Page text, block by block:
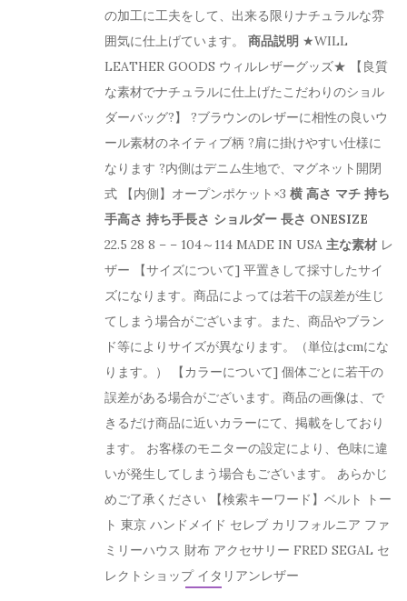
の加工に工夫をして、出来る限りナチュラルな雰
囲気に仕上げています。 商品説明 ★WILL
LEATHER GOODS ウィルレザーグッズ★ 【良質
な素材でナチュラルに仕上げたこだわりのショル
ダーバッグ?】 ?ブラウンのレザーに相性の良いウ
ール素材のネイティブ柄 ?肩に掛けやすい仕様に
なります ?内側はデニム生地で、マグネット開閉
式 【内側】オープンポケット×3 横 高さ マチ 持ち
手高さ 持ち手長さ ショルダー 長さ ONESIZE
22.5 28 8 – – 104～114 MADE IN USA 主な素材 レ
ザー 【サイズについて] 平置きして採寸したサイ
ズになります。商品によっては若干の誤差が生じ
てしまう場合がございます。また、商品やブラン
ド等によりサイズが異なります。（単位はcmにな
ります。） 【カラーについて] 個体ごとに若干の
誤差がある場合がございます。商品の画像は、で
きるだけ商品に近いカラーにて、掲載をしており
ます。 お客様のモニターの設定により、色味に違
いが発生してしまう場合もございます。 あらかじ
めご了承ください 【検索キーワード】ベルト トー
ト 東京 ハンドメイド セレブ カリフォルニア ファ
ミリーハウス 財布 アクセサリー FRED SEGAL セ
レクトショップ イタリアンレザー